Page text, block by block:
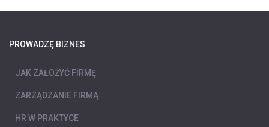
PROWADZĘ BIZNES
JAK ZAŁOŻYĆ FIRMĘ
ZARZĄDZANIE FIRMĄ
HR W PRAKTYCE